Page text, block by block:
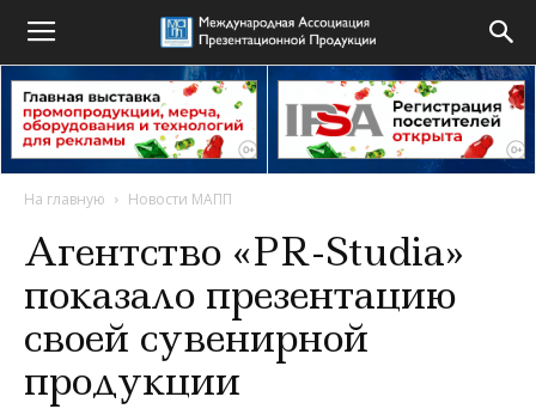
На главную Новости МАПП
Агентство «PR-Studia»
показало презентацию
своей сувенирной
продукции